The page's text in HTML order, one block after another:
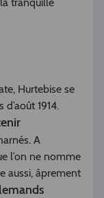
Hurtebise se
1914.
A
l’on ne nomme
aussi, âprement